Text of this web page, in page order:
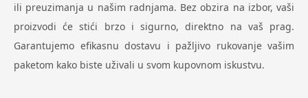
ili preuzimanja u našim radnjama. Bez obzira na izbor, vaši
proizvodi će stići brzo i sigurno, direktno na vaš prag.
Garantujemo efikasnu dostavu i pažljivo rukovanje vašim
paketom kako biste uživali u svom kupovnom iskustvu.